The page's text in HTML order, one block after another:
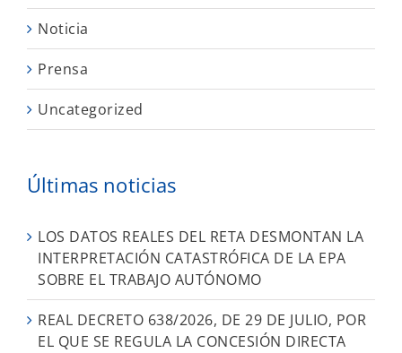
Noticia
Prensa
Uncategorized
Últimas noticias
LOS DATOS REALES DEL RETA DESMONTAN LA
INTERPRETACIÓN CATASTRÓFICA DE LA EPA
SOBRE EL TRABAJO AUTÓNOMO
REAL DECRETO 638/2026, DE 29 DE JULIO, POR
EL QUE SE REGULA LA CONCESIÓN DIRECTA